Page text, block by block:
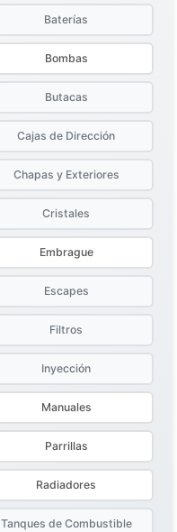
Baterías
Bombas
Butacas
Cajas de Dirección
Chapas y Exteriores
Cristales
Embrague
Escapes
Filtros
Inyección
Manuales
Parrillas
Radiadores
Tanques de Combustible